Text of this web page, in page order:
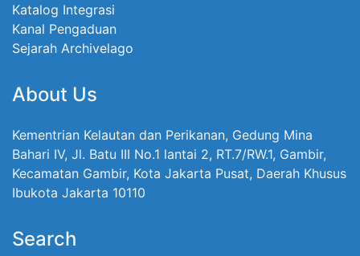
Katalog Integrasi
Kanal Pengaduan
Sejarah Archivelago
About Us
Kementrian Kelautan dan Perikanan, Gedung Mina
Bahari IV, Jl. Batu III No.1 lantai 2, RT.7/RW.1, Gambir,
Kecamatan Gambir, Kota Jakarta Pusat, Daerah Khusus
Ibukota Jakarta 10110
Search